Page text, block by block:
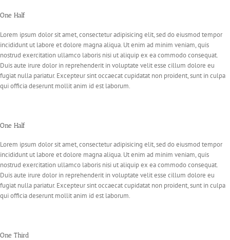
One Half
Lorem ipsum dolor sit amet, consectetur adipisicing elit, sed do eiusmod tempor
incididunt ut labore et dolore magna aliqua. Ut enim ad minim veniam, quis
nostrud exercitation ullamco laboris nisi ut aliquip ex ea commodo consequat.
Duis aute irure dolor in reprehenderit in voluptate velit esse cillum dolore eu
fugiat nulla pariatur. Excepteur sint occaecat cupidatat non proident, sunt in culpa
qui officia deserunt mollit anim id est laborum.
One Half
Lorem ipsum dolor sit amet, consectetur adipisicing elit, sed do eiusmod tempor
incididunt ut labore et dolore magna aliqua. Ut enim ad minim veniam, quis
nostrud exercitation ullamco laboris nisi ut aliquip ex ea commodo consequat.
Duis aute irure dolor in reprehenderit in voluptate velit esse cillum dolore eu
fugiat nulla pariatur. Excepteur sint occaecat cupidatat non proident, sunt in culpa
qui officia deserunt mollit anim id est laborum.
One Third